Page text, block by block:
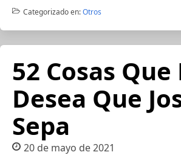
Categorizado en:Otros
52 Cosas Que
Desea Que
Sepa
20 de mayo de 2021